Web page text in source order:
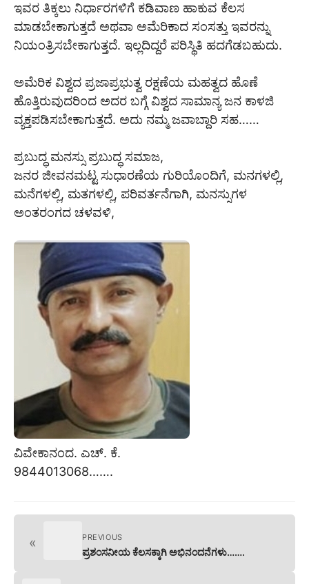
ಇವರ ತಿಕ್ಕಲು ನಿರ್ಧಾರಗಳಿಗೆ ಕಡಿವಾಣ ಹಾಕುವ ಕೆಲಸ
ಮಾಡಬೇಕಾಗುತ್ತದೆ ಅಥವಾ ಅಮೆರಿಕಾದ ಸಂಸತ್ತು ಇವರನ್ನು
ನಿಯಂತ್ರಿಸಬೇಕಾಗುತ್ತದೆ. ಇಲ್ಲದಿದ್ದರೆ ಪರಿಸ್ಥಿತಿ ಹದಗೆಡಬಹುದು.
ಅಮೆರಿಕ ವಿಶ್ವದ ಪ್ರಜಾಪ್ರಭುತ್ವ ರಕ್ಷಣೆಯ ಮಹತ್ವದ ಹೊಣೆ
ಹೊತ್ತಿರುವುದರಿಂದ ಅದರ ಬಗ್ಗೆ ವಿಶ್ವದ ಸಾಮಾನ್ಯ ಜನ ಕಾಳಜಿ
ವ್ಯಕ್ತಪಡಿಸಬೇಕಾಗುತ್ತದೆ. ಅದು ನಮ್ಮ ಜವಾಬ್ದಾರಿ ಸಹ……
ಪ್ರಬುದ್ಧ ಮನಸ್ಸು ಪ್ರಬುದ್ಧ ಸಮಾಜ,
ಜನರ ಜೀವನಮಟ್ಟ ಸುಧಾರಣೆಯ ಗುರಿಯೊಂದಿಗೆ, ಮನಗಳಲ್ಲಿ,
ಮನೆಗಳಲ್ಲಿ, ಮತಗಳಲ್ಲಿ, ಪರಿವರ್ತನೆಗಾಗಿ, ಮನಸ್ಸುಗಳ
ಅಂತರಂಗದ ಚಳವಳಿ,
ವಿವೇಕಾನಂದ. ಎಚ್. ಕೆ.
9844013068…….
« PREVIOUS
ಪ್ರಶಂಸನೀಯ ಕೆಲಸಕ್ಕಾಗಿ ಅಭಿನಂದನೆಗಳು…….